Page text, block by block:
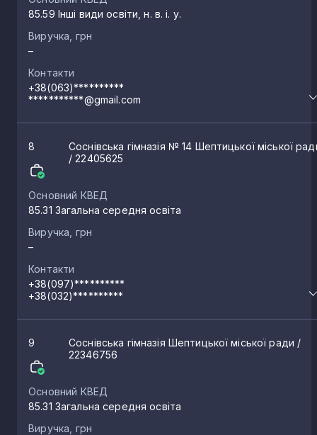
85.59 Інші види освіти, н. в. і. у.
Виручка, грн
–
Контакти
+38(063)**********
***********@gmail.com
8
Соснівська гімназія № 14 Шептицької міської
/ 22405625
Основний КВЕД
85.31 Загальна середня освіта
Виручка, грн
–
Контакти
+38(097)**********
+38(032)**********
9 Соснівська гімназія Шептицької міської ради /
22346756
Основний КВЕД
85.31 Загальна середня освіта
Виручка, грн